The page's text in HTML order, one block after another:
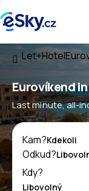
Let+Hotel
Eurovíkend
Last minute, all-
Kam?
Odkud?
Kdy?